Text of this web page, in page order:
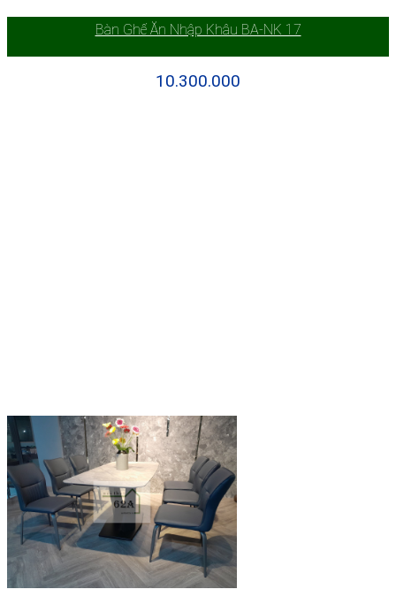
Bàn Ghế Ăn Nhập Khâu BA-NK 17
10.300.000